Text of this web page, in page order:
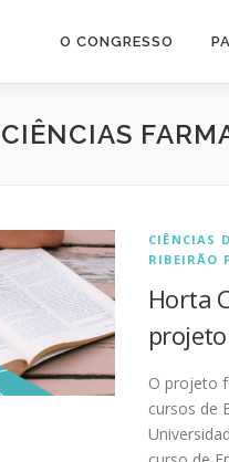
O CONGRESSO
CIÊNCIAS
RIBEIRÃO
Horta
O projeto
cursos de